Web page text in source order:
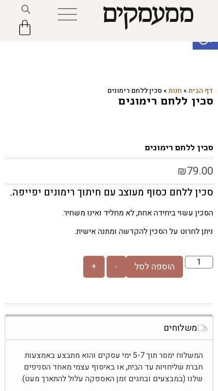
פתח סרגל נגישות
דף הבית»חנות»סכין ללחם רימונים
סכין ללחם רימונים
סכין ללחם רימונים
₪79.00
סכין ללחם כסוף מעוצב עם חיתוך רימונים יפייפה.
הסכין עשוי ביחידה אחת, לא מחליד ואינו משחיר.
ניתן לחרוט על הסכין להקדשה ומתנה אישית.
-
+ הוספה לסל
משלוחים
המשלוח ימסר תוך 5-7 ימי עסקים והוא מתבצע באמצעות
חברת שליחויות עד הבית, או באיסוף עצמי מאחד הסניפים
שלנו (במבצעים ובחגים זמן האספקה עלול להתארך מעט).